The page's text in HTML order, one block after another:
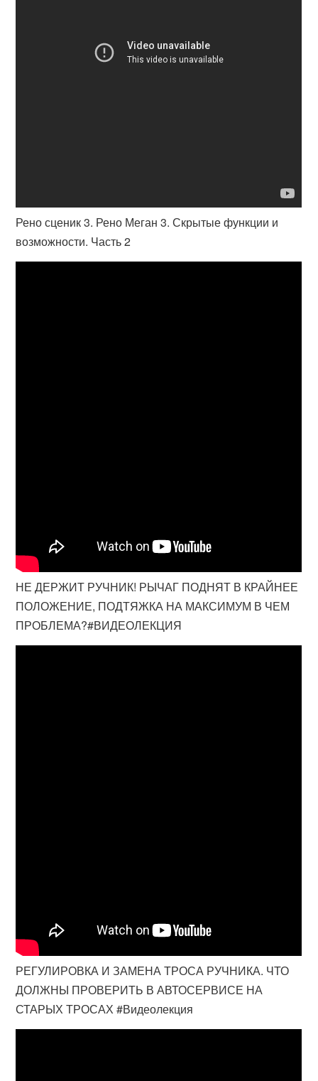
Рено сценик 3. Рено Меган 3. Скрытые функции и
возможности. Часть 2
НЕ ДЕРЖИТ РУЧНИК! РЫЧАГ ПОДНЯТ В КРАЙНЕЕ
ПОЛОЖЕНИЕ, ПОДТЯЖКА НА МАКСИМУМ В ЧЕМ
ПРОБЛЕМА?#ВИДЕОЛЕКЦИЯ
РЕГУЛИРОВКА И ЗАМЕНА ТРОСА РУЧНИКА. ЧТО
ДОЛЖНЫ ПРОВЕРИТЬ В АВТОСЕРВИСЕ НА
СТАРЫХ ТРОСАХ #Видеолекция